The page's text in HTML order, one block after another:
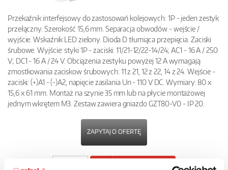
Przekaźnik interfejsowy do zastosowań kolejowych: 1P - jeden zestyk
przełączny. Szerokość 15,6 mm. Separacja obwodów - wejście /
wyjście. Wskaźnik LED zielony. Dioda D tłumiąca przepięcia. Zaciski
śrubowe. Wyjście: styki 1P - zaciski: 11/21-12/22-14/24; AC1 - 16 A / 250
V; DC1 - 16 A / 24 V. Obciążenia zestyku powyżej 12 A wymagają
zmostkowania zaciskow śrubowych: 11 z 21, 12 z 22, 14 z 24. Wejście -
zaciski: (+)A1 - (-)A2, napięcie zasilania Un - 110 V DC. Wymiary: 80 x
15,6 x 61 mm. Montaż na szynie 35 mm lub na płycie montażowej
jednym wkrętem M3. Zestaw zawiera gniazdo GZT80-V0 - IP 20.
ZAPYTAJ O OFERTĘ